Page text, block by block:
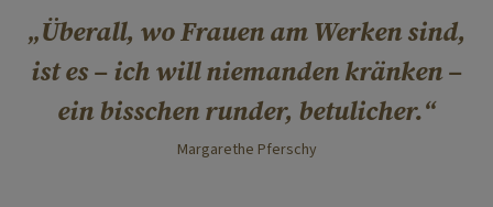
Überall, wo Frauen am Werken sind,
ist es – ich will niemanden kränken –
ein bisschen runder, betulicher.
Margarethe Pferschy